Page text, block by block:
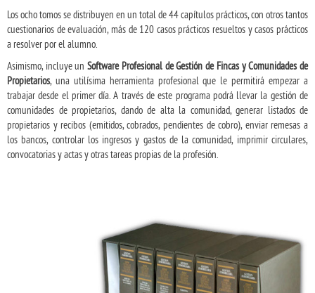
Los ocho tomos se distribuyen en un total de 44 capítulos prácticos, con otros tantos
cuestionarios de evaluación, más de 120 casos prácticos resueltos y casos prácticos
a resolver por el alumno.
Asimismo, incluye unSoftware Profesional de Gestión de Fincas y Comunidades de
Propietarios, una utilísima herramienta profesional que le permitirá empezar a
trabajar desde el primer día. A través de este programa podrá llevar la gestión de
comunidades de propietarios, dando de alta la comunidad, generar listados de
propietarios y recibos (emitidos, cobrados, pendientes de cobro), enviar remesas a
los bancos, controlar los ingresos y gastos de la comunidad, imprimir circulares,
convocatorias y actas y otras tareas propias de la profesión.